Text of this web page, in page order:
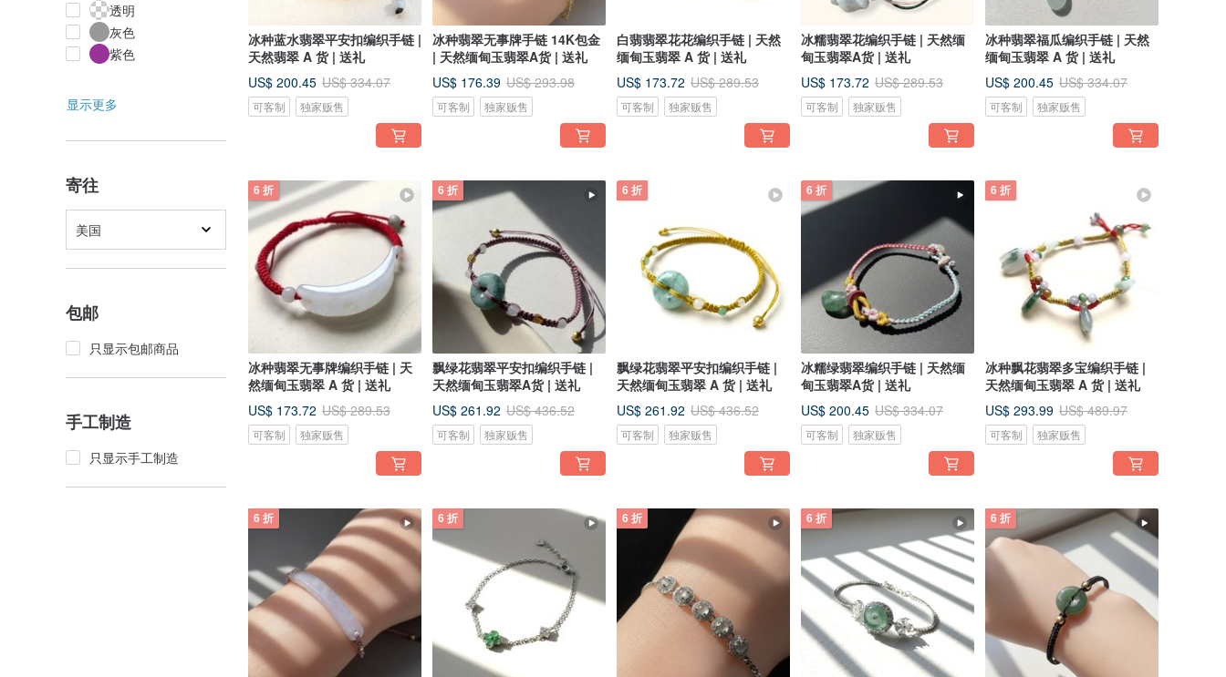
透明
灰色
紫色
显示更多
寄往
美国
包邮
只显示包邮商品
手工制造
只显示手工制造
冰种蓝水翡翠平安扣编织手链 |
天然翡翠 A 货 | 送礼
US$ 200.45 US$ 334.07
可客制 独家贩售
冰种翡翠无事牌手链 14K包金
| 天然缅甸玉翡翠A货 | 送礼
US$ 176.39 US$ 293.98
可客制 独家贩售
白翡翡翠花花编织手链 | 天然
缅甸玉翡翠 A 货 | 送礼
US$ 173.72 US$ 289.53
可客制 独家贩售
冰糯翡翠花编织手链 | 天然缅
甸玉翡翠A货 | 送礼
US$ 173.72 US$ 289.53
可客制 独家贩售
冰种翡翠福瓜编织手链 | 天然
缅甸玉翡翠 A 货 | 送礼
US$ 200.45 US$ 334.07
可客制 独家贩售
6 折
冰种翡翠无事牌编织手链 | 天
然缅甸玉翡翠 A 货 | 送礼
US$ 173.72 US$ 289.53
可客制 独家贩售
6 折
飘绿花翡翠平安扣编织手链 |
天然缅甸玉翡翠A货 | 送礼
US$ 261.92 US$ 436.52
可客制 独家贩售
6 折
飘绿花翡翠平安扣编织手链 |
天然缅甸玉翡翠 A 货 | 送礼
US$ 261.92 US$ 436.52
可客制 独家贩售
6 折
冰糯绿翡翠编织手链 | 天然缅
甸玉翡翠A货 | 送礼
US$ 200.45 US$ 334.07
可客制 独家贩售
6 折
冰种飘花翡翠多宝编织手链 |
天然缅甸玉翡翠 A 货 | 送礼
US$ 293.99 US$ 489.97
可客制 独家贩售
6 折 6 折 6 折 6 折 6 折